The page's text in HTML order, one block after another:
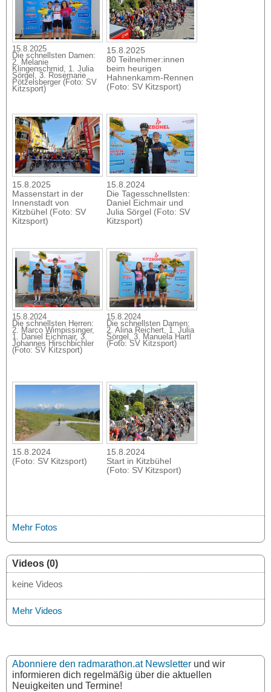
15.8.2025
Die schnellsten Damen:
2. Melanie
Klingenschmid, 1. Julia
Sörgel, 3. Rosemarie
Pötzelsberger (Foto: SV
Kitzsport)
15.8.2025
80 Teilnehmer:innen
beim heurigen
Hahnenkamm-Rennen
(Foto: SV Kitzsport)
15.8.2025
Massenstart in der
Innenstadt von
Kitzbühel (Foto: SV
Kitzsport)
15.8.2024
Die Tagesschnellsten:
Daniel Eichmair und
Julia Sörgel (Foto: SV
Kitzsport)
15.8.2024
Die schnellsten Herren:
2. Marco Wimpissinger,
1. Daniel Eichmair, 3.
Johannes Hirschbichler
(Foto: SV Kitzsport)
15.8.2024
Die schnellsten Damen:
2. Alina Reichert, 1. Julia
Sörgel, 3. Manuela Hartl
(Foto: SV Kitzsport)
15.8.2024
(Foto: SV Kitzsport)
15.8.2024
Start in Kitzbühel
(Foto: SV Kitzsport)
Mehr Fotos
Videos (0)
keine Videos
Mehr Videos
Abonniere den radmarathon.at Newsletter und wir
informieren dich regelmäßig über die aktuellen
Neuigkeiten und Termine!